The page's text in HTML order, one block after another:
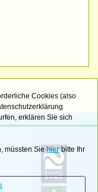
Cookies (also
erklären Sie sich
müssten Sie hierbitte Ihr